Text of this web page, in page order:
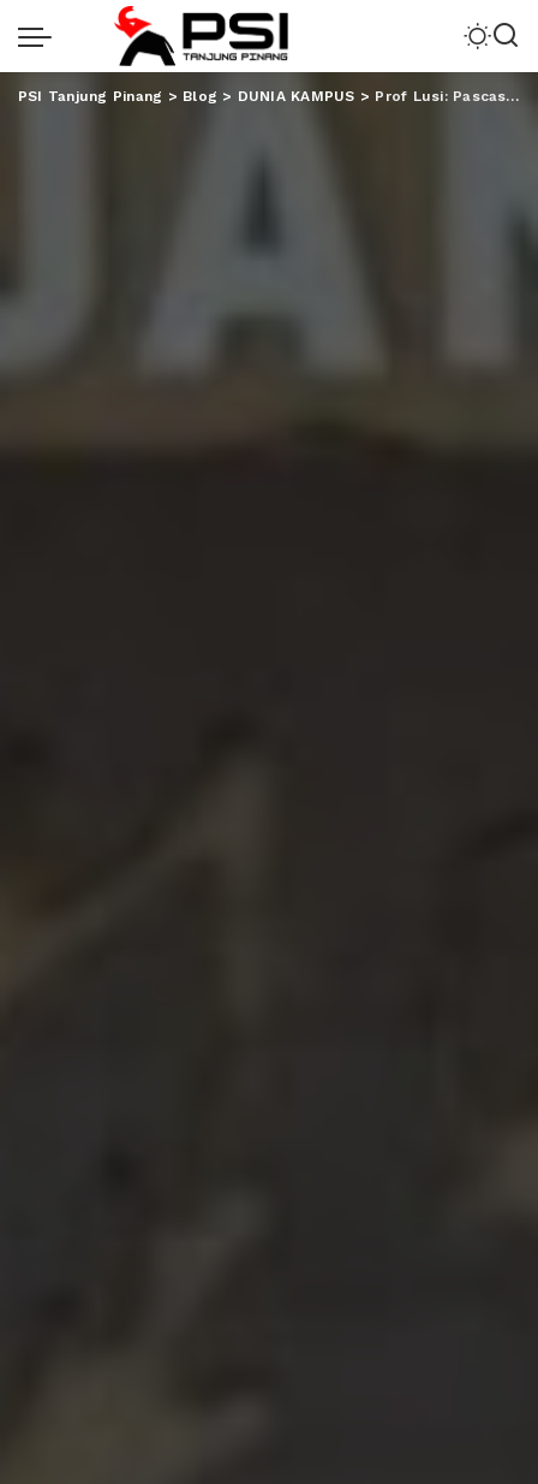
PSI Tanjung Pinang > Blog > DUNIA KAMPUS > Prof Lusi: Pascasarjana Harus Mampu Dorong Alumni Lanjut S2 dan S3